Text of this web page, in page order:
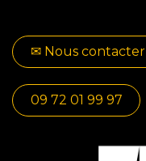
✉​​ No​​​​us contacter
09 72 01 99 97